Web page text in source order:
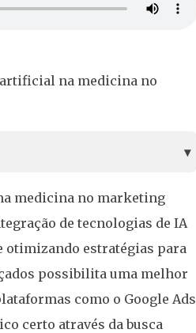
na medicina no
▾
medicina no marketing
de tecnologias de IA
otimizando estratégias para
possibilita uma melhor
como o Google Ads
certo através da busca